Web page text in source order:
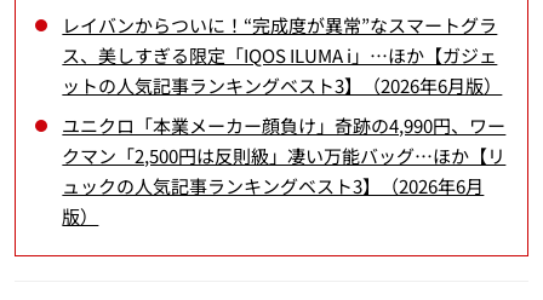
レイバンからついに！“完成度が異常”なスマートグラ
ス、美しすぎる限定「IQOS ILUMA i」…ほか【ガジェ
ットの人気記事ランキングベスト3】（2026年6月版）
ユニクロ「本業メーカー顔負け」奇跡の4,990円、ワー
クマン「2,500円は反則級」凄い万能バッグ…ほか【リ
ュックの人気記事ランキングベスト3】（2026年6月
版）